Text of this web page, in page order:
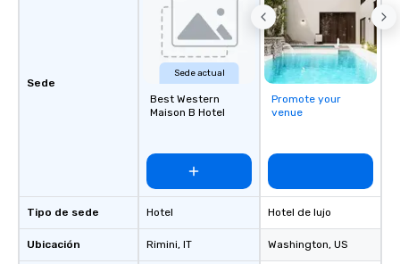
Sede
Tipo de sede
Ubicación
Sede actual
Best Western
Maison B Hotel
Hotel
Rimini, IT
Promote your
venue
Hotel de lujo
Washington, US